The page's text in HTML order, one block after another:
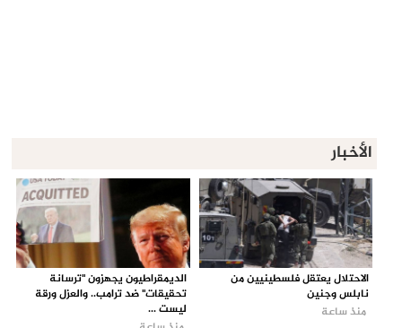
الأخبار
الاحتلال يعتقل فلسطينيين من
نابلس وجنين
منذ ساعة
الديمقراطيون يجهزون "ترسانة
تحقيقات" ضد ترامب.. والعزل ورقة
ليست ...